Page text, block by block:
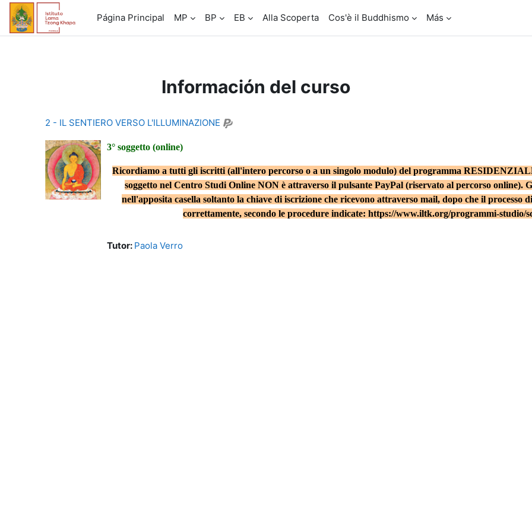
Salta al contenido principalPágina Principal MP BP EB Alla Scoperta Cos'è il Buddhismo Más
Información del curso
2 - IL SENTIERO VERSO L'ILLUMINAZIONE
3° soggetto (online)
Ricordiamo a tutti gli iscritti (all'intero percorso o a un singolo modulo) del programma
soggetto nel Centro Studi Online NON è attraverso il pulsante PayPal (riservato al percorso online).
nell'apposita casella soltanto la chiave di iscrizione che ricevono attraverso mail, dopo che il processo
correttamente, secondo le procedure indicate:https://www.iltk.org/programmi-studio/
Tutor: Paola Verro